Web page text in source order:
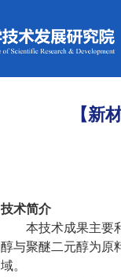
【新
技术简介
本技术成果主要
醇与聚醚二元醇为原
域。